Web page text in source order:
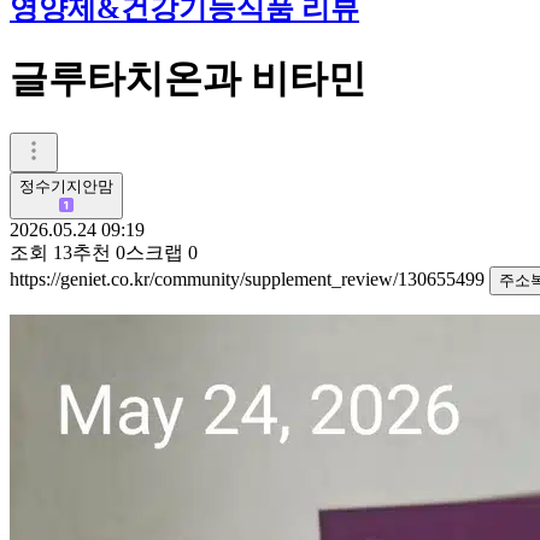
영양제&건강기능식품 리뷰
글루타치온과 비타민
정수기지안맘
2026.05.24 09:19
조회 13추천 0스크랩 0
https://geniet.co.kr/community/supplement_review/130655499
주소